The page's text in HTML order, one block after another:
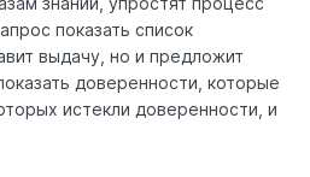
показать список
выдачу, но и предложит
доверенности, которые
истекли доверенности, и